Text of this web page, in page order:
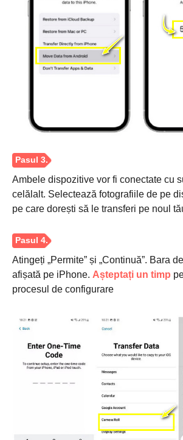
Pasul 1.
Ambele dispozitive vor fi conectate cu
celălalt. Selectează fotografiile de pe
pe care dorești să le transferi pe noul
Atingeți „Permite” și „Continuă”. Bara
afișată pe iPhone. Așteptați un timp
procesul de configurare